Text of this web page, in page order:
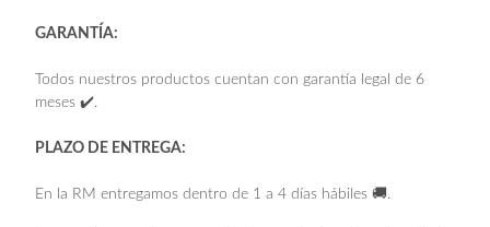
GARANTÍA:
Todos nuestros productos cuentan con garantía legal de 6
meses ✔️.
PLAZO DE ENTREGA:
En la RM entregamos dentro de 1 a 4 días hábiles 🚚.